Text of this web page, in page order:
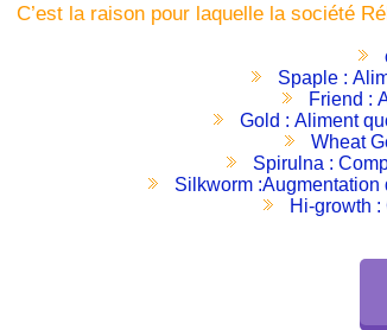
C’est la raison pour laquelle la société
Spaple :
Friend :
Gold : Aliment
Wheat
Spirulna :
Silkworm
Hi-growth